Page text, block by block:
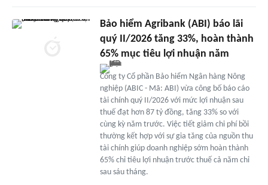
Bảo hiểm Agribank (ABI) báo lãi
quý II/2026 tăng 33%, hoàn thành
65% mục tiêu lợi nhuận năm
Công ty Cổ phần Bảo hiểm Ngân hàng Nông
nghiệp (ABIC - Mã: ABI) vừa công bố báo cáo
tài chính quý II/2026 với mức lợi nhuận sau
thuế đạt hơn 87 tỷ đồng, tăng 33% so với
cùng kỳ năm trước. Việc tiết giảm chi phí bồi
thường kết hợp với sự gia tăng của nguồn thu
tài chính giúp doanh nghiệp sớm hoàn thành
65% chỉ tiêu lợi nhuận trước thuế cả năm chỉ
sau sáu tháng.